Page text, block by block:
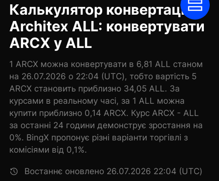
Калькулятор конвертації
Architex ALL: конвертувати
ARCX у ALL
1 ARCX можна конвертувати в 6,81 ALL станом
на 26.07.2026 о 22:04 (UTC), тобто вартість 5
ARCX становить приблизно 34,05 ALL. За
курсами в реальному часі, за 1 ALL можна
купити приблизно 0,14 ARCX. Курс ARCX - ALL
за останні 24 години демонструє зростання на
0%. BingX пропонує різні варіанти торгівлі з
комісіями від 0,1%.
Востаннє оновлено 26.07.2026 22:04 (UTC)